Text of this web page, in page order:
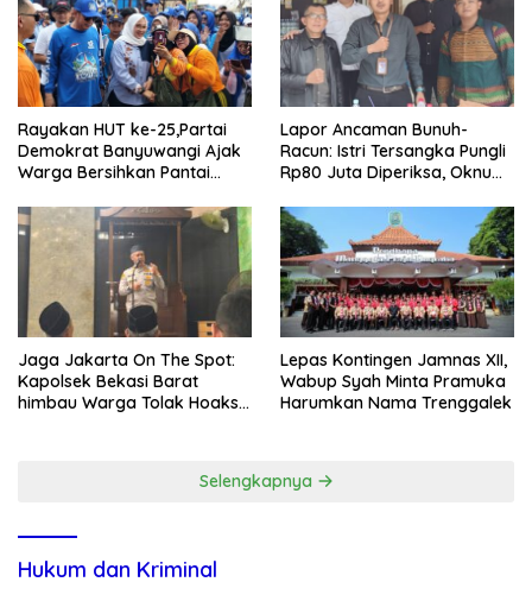
Rayakan HUT ke-25,Partai
Demokrat Banyuwangi Ajak
Warga Bersihkan Pantai
Lapor Ancaman Bunuh-
Racun: Istri Tersangka Pungli
Rp80 Juta Diperiksa, Oknum
Disdagperin
Jaga Jakarta On The Spot:
Kapolsek Bekasi Barat
himbau Warga Tolak Hoaks
Lepas Kontingen Jamnas XII,
Wabup Syah Minta Pramuka
Harumkan Nama Trenggalek
Selengkapnya
Hukum dan Kriminal